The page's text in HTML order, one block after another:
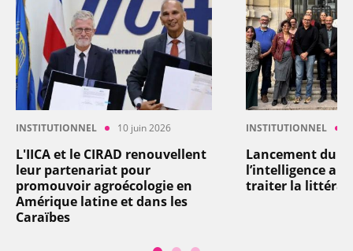
INSTITUTIONNEL 10 juin 2026
L'IICA et le CIRAD renouvellent
leur partenariat pour
promouvoir agroécologie en
Amérique latine et dans les
Caraïbes
INSTITUTIONNEL
Lancement du
l’intelligence
traiter la